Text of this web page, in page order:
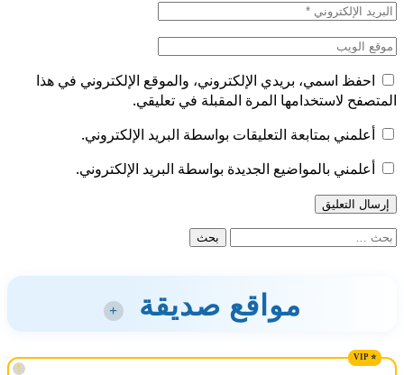
احفظ اسمي، بريدي الإلكتروني، والموقع الإلكتروني في هذا
المتصفح لاستخدامها المرة المقبلة في تعليقي.
أعلمني بمتابعة التعليقات بواسطة البريد الإلكتروني.
أعلمني بالمواضيع الجديدة بواسطة البريد الإلكتروني.
البحث
مواقع صديقة +
!